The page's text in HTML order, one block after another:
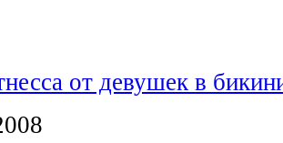
от девушек в